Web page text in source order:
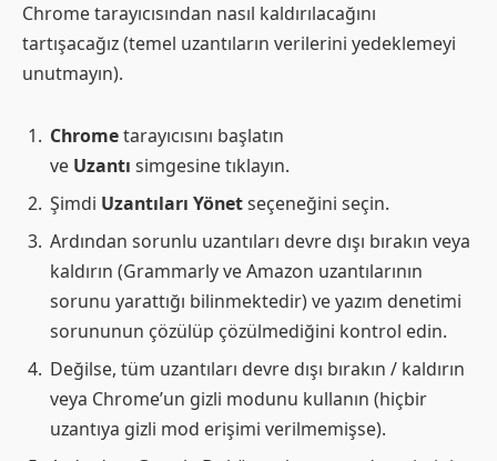
Chrome tarayıcısından nasıl kaldırılacağını
tartışacağız (temel uzantıların verilerini yedeklemeyi
unutmayın).
Chrometarayıcısını başlatın
ve Uzantı simgesine tıklayın.
Şimdi Uzantıları Yönetseçeneğini seçin.
Ardından sorunlu uzantıları devre dışı bırakın veya
kaldırın (Grammarly ve Amazon uzantılarının
sorunu yarattığı bilinmektedir) ve yazım denetimi
sorununun çözülüp çözülmediğini kontrol edin.
Değilse, tüm uzantıları devre dışı bırakın / kaldırın
veya Chrome’un gizli modunu kullanın (hiçbir
uzantıya gizli mod erişimi verilmemişse).